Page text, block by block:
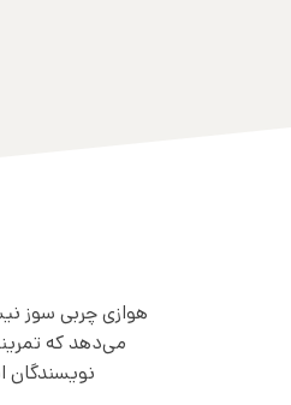
هوازی چربی سوز
می‌دهد که
نویسندگان